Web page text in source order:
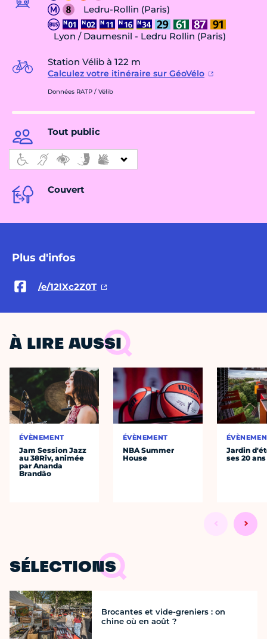
Ledru-Rollin (Paris)
Lyon / Daumesnil - Ledru Rollin (Paris)
Station Vélib à 122 m
Calculez votre itinéraire sur GéoVélo
Données RATP / Vélib
Tout public
Couvert
Plus d'infos
/e/12lXc2Z0T
À LIRE AUSSI
ÉVÈNEMENT
Jam Session Jazz
au 38Riv, animée
par Ananda
Brandão
ÉVÈNEMENT
NBA Summer
House
Jardin
ses 20 ans
SÉLECTIONS
Brocantes et vide-greniers : on
chine où en août ?